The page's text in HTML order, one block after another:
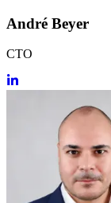
André Beyer
CTO